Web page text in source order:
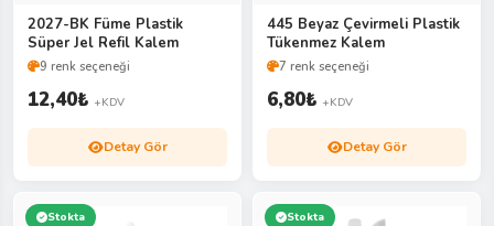
2027-BK Füme Plastik
Süper Jel Refil Kalem
9 renk seçeneği
12,40₺ +KDV
Detay Gör
445 Beyaz Çevirmeli Plastik
Tükenmez Kalem
7 renk seçeneği
6,80₺ +KDV
Detay Gör
Stokta Stokta